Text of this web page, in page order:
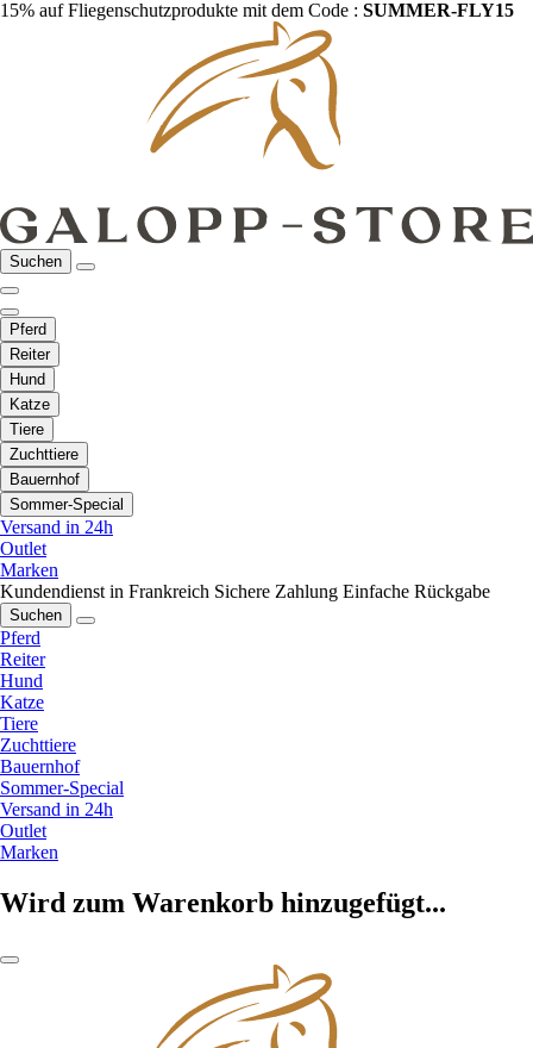
15% auf Fliegenschutzprodukte mit dem Code : SUMMER-FLY15
Suchen
Pferd
Reiter
Hund
Katze
Tiere
Zuchttiere
Bauernhof
Sommer-Special
Versand in 24h
Outlet
Marken
Kundendienst in Frankreich Sichere Zahlung Einfache Rückgabe
Suchen
Pferd
Reiter
Hund
Katze
Tiere
Zuchttiere
Bauernhof
Sommer-Special
Versand in 24h
Outlet
Marken
Wird zum Warenkorb hinzugefügt...